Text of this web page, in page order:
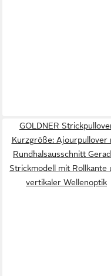
GOLDNER
Kurzgröße: Ajourpullover
Rundhalsausschnitt
Strickmodell mit Rollkante
vertikaler Wellenoptik